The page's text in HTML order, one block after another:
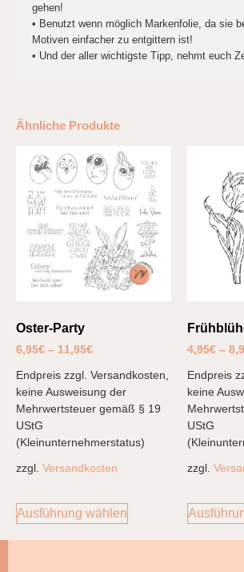
Ähnliche Produkte
Oster-Party
6,95€ – 11,95€
Endpreis zzgl. Versandkosten,
keine Ausweisung der
Mehrwertsteuer gemäß § 19
UStG
(Kleinunternehmerstatus)
zzgl. Versandkosten
Ausführung wählen
4,95€ –
Endpreis
keine
UStG
zzgl.
gehen!
• Benutzt wenn möglich Markenfolie, da sie
Motiven einfacher zu entgittern ist!
• Und der aller wichtigste Tipp, nehmt euch